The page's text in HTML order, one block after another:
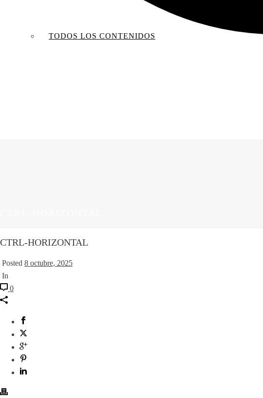
TODOS LOS CONTENIDOS
CTRL-HORIZONTAL
Posted 8 octubre, 2025
In
0